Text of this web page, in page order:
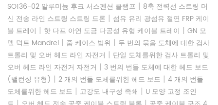
SO136-02 알루미늄 후크 서스펜션 클램프 | 8축 전력선 스트링 머
신 전송 라인 스트링 스트링 드론 | 섬유 유리 광섬유 절연 FRP 케이
블 트레이 | 핫 다프 아연 도금 다공성 유형 케이블 트레이 | GN 모
델 덕트 Mandrel | 줌 케이스 범위 | 두 번의 묶음 도체에 대한 검사
트롤리 및 오버 헤드 라인 자전거 | 단일 도체를위한 검사 트롤리 및
오버 헤드 라인 자전거 자전거 | 3 번의 번들 도체에 대한 헤드 보드
(밸런싱 유형) | 2 개의 번들 도체를위한 헤드 보드 | 4 개의 번들
도체를위한 헤드 보드 | 고강도 내구성 족쇄 | U 모양 고정 조인